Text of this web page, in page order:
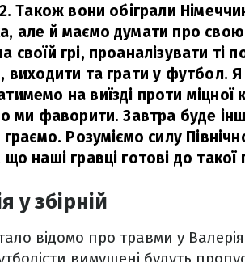
Також вони обіграли
але й маємо думати про
своїй грі, проаналізувати ті
виходити та грати у
на виїзді проти міцної
ми фаворити. Завтра буде
Розуміємо силу
наші гравці готові до такої
у збірній
відомо про травми у